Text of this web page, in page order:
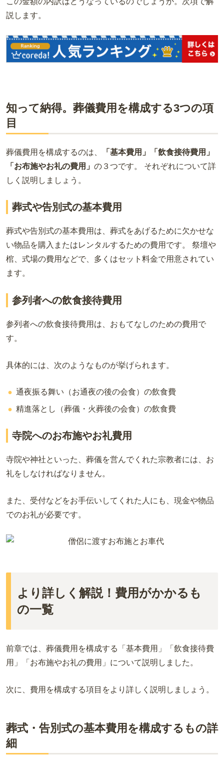
説します。
知って納得。葬儀費用を構成する3つの項
目
葬儀費用を構成するのは、
「基本費用」「飲食接待費用」
「お布施やお礼の費用」 の３つです。 それぞれについて詳
しく説明しましょう。
葬式や告別式の基本費用
葬式や告別式の基本費用は、葬式をあげるために欠かせな
い物品を購入またはレンタルするための費用です。 祭壇や
棺、式場の費用などで、多くはセット料金で用意されてい
ます。
参列者への飲食接待費用
参列者への飲食接待費用は、おもてなしのための費用で
す。
具体的には、次のようなものが挙げられます。
通夜振る舞い（お通夜の後の会食）の飲食費
精進落とし（葬儀・火葬後の会食）の飲食費
寺院へのお布施やお礼費用
寺院や神社といった、葬儀を営んでくれた宗教者には、お
礼をしなければなりません。
また、受付などをお手伝いしてくれた人にも、現金や物品
でのお礼が必要です。
より詳しく解説！費用がかかるも
の一覧
前章では、葬儀費用を構成する「基本費用」「飲食接待費
用」「お布施やお礼の費用」について説明しました。
次に、費用を構成する項目をより詳しく説明しましょう。
葬式・告別式の基本費用を構成するもの詳
細